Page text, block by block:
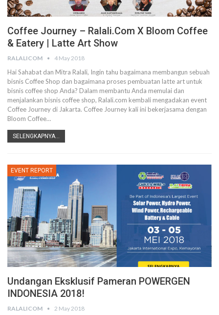
Coffee Journey – Ralali.com X Bloom Coffee
& Eatery | Latte Art Show
RALALICOM 4 May 2018
Hai Sahabat dan Mitra Ralali, Ingin tahu bagaimana membangun sebuah
bisnis Coffee Shop dan bagaimana proses pembuatan latte art untuk
bisnis coffee shop Anda? Dalam membantu Anda memulai dan
menjalankan bisnis coffee shop, Ralali.com kembali mengadakan event
Coffee Journey di Jakarta. Coffee Journey kali ini bekerjasama dengan
Bloom Coffee…
SELENGKAPNYA...
EVENT REPORT
Undangan Eksklusif Pameran POWERGEN
INDONESIA 2018!
RALALICOM 2 May 2018